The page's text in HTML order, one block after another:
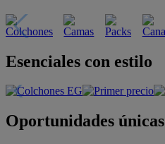
Esenciales con estilo
Oportunidades únicas